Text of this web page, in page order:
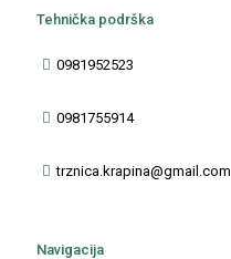
Tehnička podrška
0981952523
0981755914
trznica.krapina@gmail.com
Navigacija